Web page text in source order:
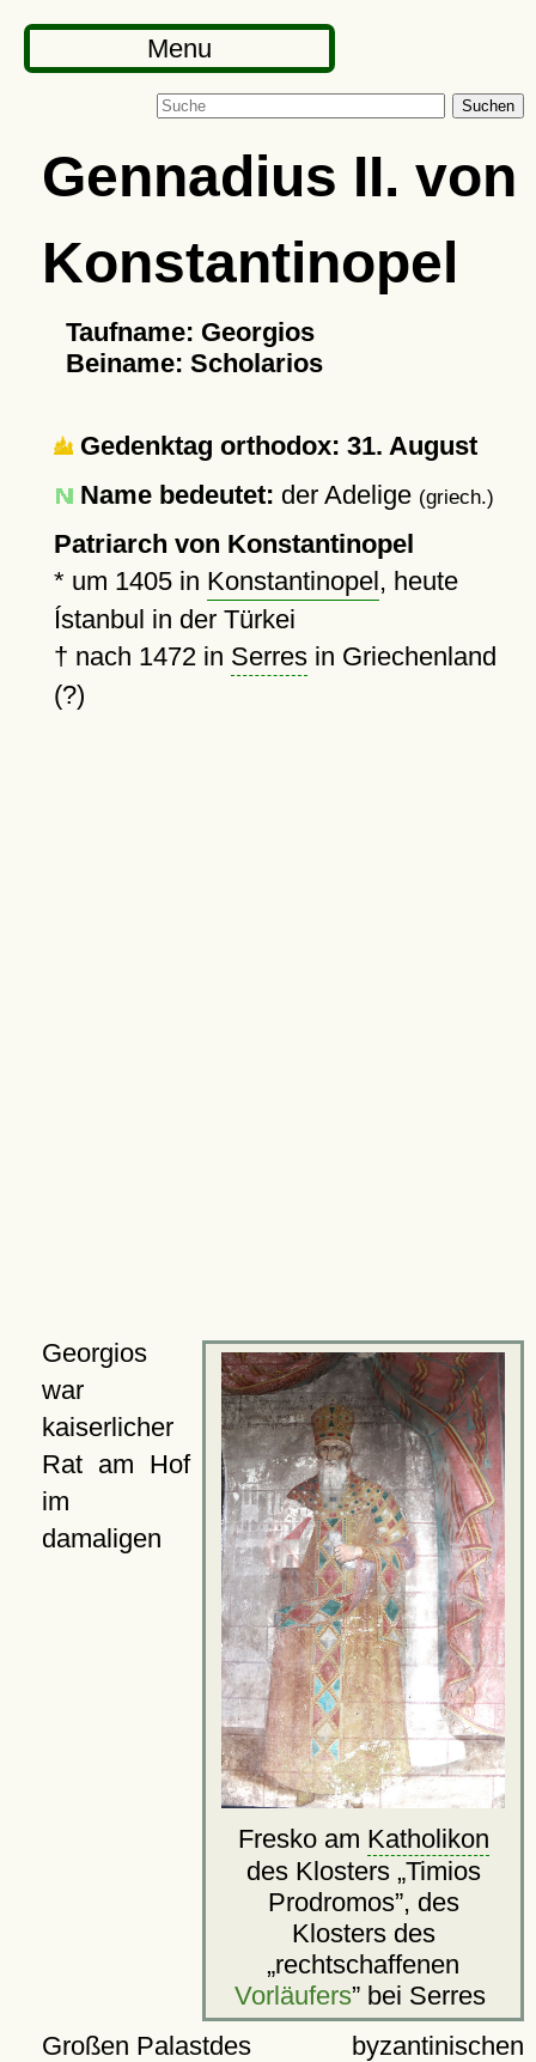
Menu
Suchen
Gennadius II. von
Konstantinopel
Taufname: Georgios
Beiname: Scholarios
Gedenktag orthodox: 31. August
Name bedeutet: der Adelige (griech.)
Patriarch von Konstantinopel
* um 1405in Konstantinopel, heute
Ístanbul in der Türkei
† nach 1472in Serresin Griechenland
(?)
Fresko am Katholikon
des Klosters Timios
Prodromos , des
Klosters des
rechtschaffenen
Vorläufers bei Serres
Georgios
war
kaiserlicher
Rat am Hof
im
damaligen
Großen Palastdes byzantinischen